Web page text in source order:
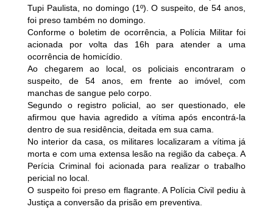
Tupi Paulista, no domingo (1º). O suspeito, de 54 anos,
foi preso também no domingo.
Conforme o boletim de ocorrência, a Polícia Militar foi
acionada por volta das 16h para atender a uma
ocorrência de homicídio.
Ao chegarem ao local, os policiais encontraram o
suspeito, de 54 anos, em frente ao imóvel, com
manchas de sangue pelo corpo.
Segundo o registro policial, ao ser questionado, ele
afirmou que havia agredido a vítima após encontrá-la
dentro de sua residência, deitada em sua cama.
No interior da casa, os militares localizaram a vítima já
morta e com uma extensa lesão na região da cabeça. A
Perícia Criminal foi acionada para realizar o trabalho
pericial no local.
O suspeito foi preso em flagrante. A Polícia Civil pediu à
Justiça a conversão da prisão em preventiva.